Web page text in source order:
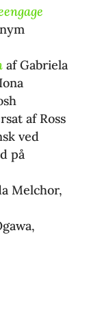
af Gabriela
af Ross
ved
på
Melchor,